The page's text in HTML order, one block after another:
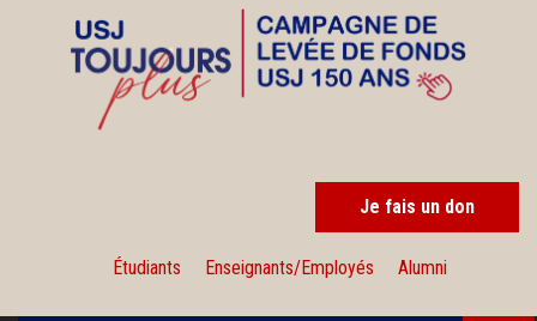
Je fais un don
Étudiants Enseignants/Employés Alumni